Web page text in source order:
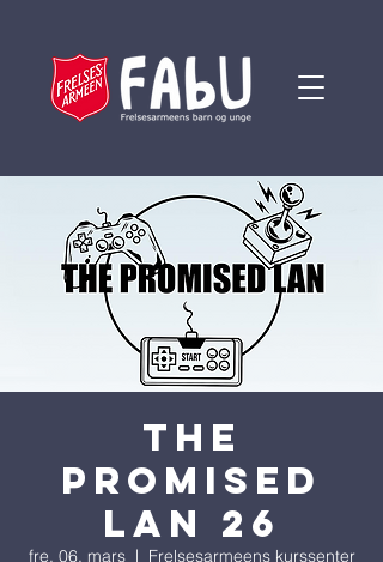
The
Promised
LAN 26
fre. 06. mars
  |
Frelsesarmeens kurssenter